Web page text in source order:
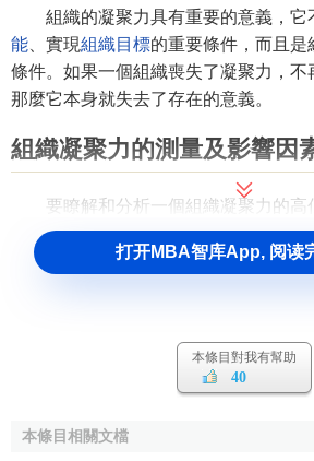
組織的凝聚力具有重要的意義，它
能 、實現組織目標的重要條件，而且
條件。如果一個組織喪失了凝聚力，不
那麼它本身就失去了存在的意義。
組織凝聚力的測量及影響因
要瞭解和分析一個組織凝聚力的高
。測量凝聚力有多種方法。例如，可
評定自己對其他成員的感情，然後把這
要方法。此外，心理學家多伊奇曾提出
選擇的總數目
打开MBA智库App, 阅读
本條目對我有幫助
40
本條目相關文檔